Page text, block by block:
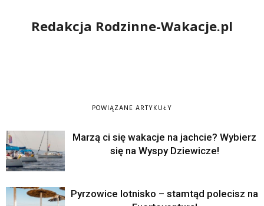
Redakcja Rodzinne-Wakacje.pl
POWIĄZANE ARTYKUŁY
Marzą ci się wakacje na jachcie? Wybierz
się na Wyspy Dziewicze!
Pyrzowice lotnisko – stamtąd polecisz na